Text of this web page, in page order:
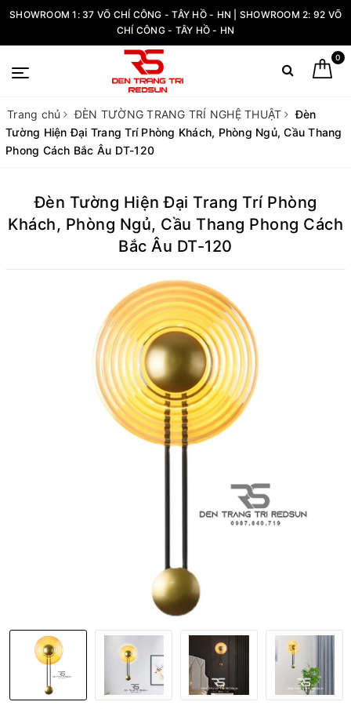
SHOWROOM 1: 37 VÕ CHÍ CÔNG - TÂY HỒ - HN | SHOWROOM 2: 92 VÕ
CHÍ CÔNG - TÂY HỒ - HN
0
Trang chủ ĐÈN TƯỜNG TRANG TRÍ NGHỆ THUẬT
Đèn
Tường Hiện Đại Trang Trí Phòng Khách, Phòng Ngủ, Cầu Thang
Phong Cách Bắc Âu DT-120
Đèn Tường Hiện Đại Trang Trí Phòng
Khách, Phòng Ngủ, Cầu Thang Phong Cách
Bắc Âu DT-120